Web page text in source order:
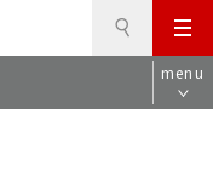
メ
ニ
ュ
menu